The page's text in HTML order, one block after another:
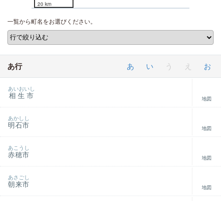
20 km
一覧から町名をお選びください。
あ行 あ い う え お
相生市
あいおいし
地図
明石市
あかしし
地図
赤穂市
あこうし
地図
朝来市
あさごし
地図